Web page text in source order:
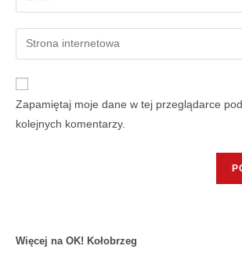
Zapamiętaj moje dane w tej przeglądarce
kolejnych komentarzy.
Więcej na OK! Kołobrzeg